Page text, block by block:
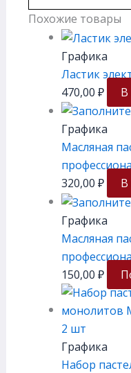
Похожие товары
Графика
Ластик
470,00 ₽ В
Графика
Масляная
320,00 ₽
В
Графика
Масляная
150,00 ₽
Графика
Набор